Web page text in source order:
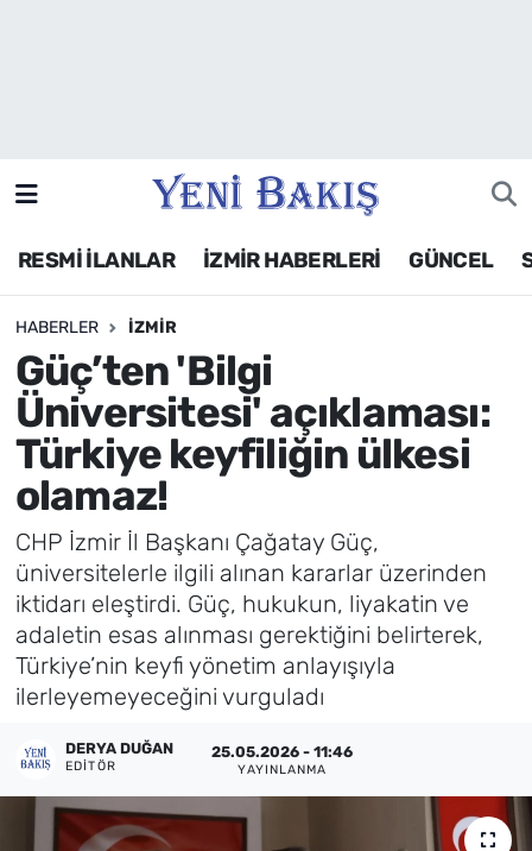
RESMİ İLANLAR İZMİR HABERLERİ GÜNCEL
HABERLER İZMIR
Güç’ten 'Bilgi
Üniversitesi' açıklaması:
Türkiye keyfiliğin ülkesi
olamaz!
CHP İzmir İl Başkanı Çağatay Güç,
üniversitelerle ilgili alınan kararlar üzerinden
iktidarı eleştirdi. Güç, hukukun, liyakatin ve
adaletin esas alınması gerektiğini belirterek,
Türkiye’nin keyfi yönetim anlayışıyla
ilerleyemeyeceğini vurguladı
DERYA DUĞAN
EDITÖR
25.05.2026 - 11:46
YAYINLANMA
Siyaset
Asayiş / Polis-Adliye
Spor
Magazin
Foto Galeri
Künye
İletişim